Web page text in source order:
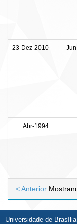
23-Dez-2010
Abr-1994
< Anterior
Universidade de